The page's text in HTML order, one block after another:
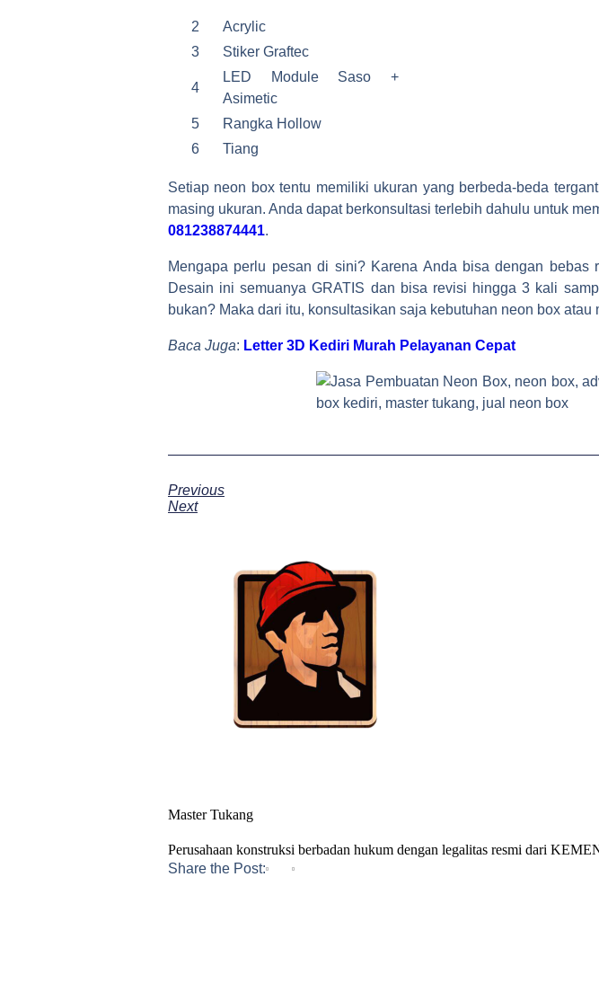
2
Acrylic
3
Stiker Graftec
4
LED Module Saso +
Asimetic
5
Rangka Hollow
6
Tiang
Setiap neon box tentu memiliki ukuran yang berbeda-beda
masing ukuran. Anda dapat berkonsultasi terlebih dahulu untuk
081238874441.
Mengapa perlu pesan di sini? Karena Anda bisa dengan
Desain ini semuanya GRATIS dan bisa revisi hingga 3 kali
bukan? Maka dari itu, konsultasikan saja kebutuhan neon box
Baca Juga: Letter 3D Kediri Murah Pelayanan Cepat
Previous
Next
Master Tukang
Perusahaan konstruksi berbadan hukum dengan legalitas resmi dari
Share the Post: